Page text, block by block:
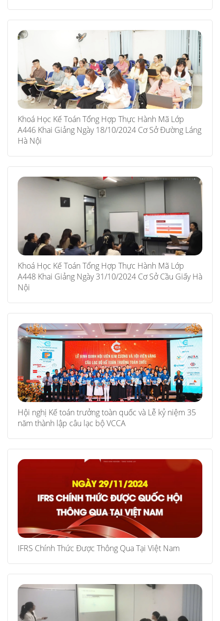
Khoá Học Kế Toán Tổng Hợp Thực Hành Mã Lớp
A446 Khai Giảng Ngày 18/10/2024 Cơ Sở Đường Láng
Hà Nội
Khoá Học Kế Toán Tổng Hợp Thực Hành Mã Lớp
A448 Khai Giảng Ngày 31/10/2024 Cơ Sở Cầu Giấy Hà
Nội
Hội nghị Kế toán trưởng toàn quốc và Lễ kỷ niệm 35
năm thành lập câu lạc bộ VCCA
IFRS Chính Thức Được Thông Qua Tại Việt Nam